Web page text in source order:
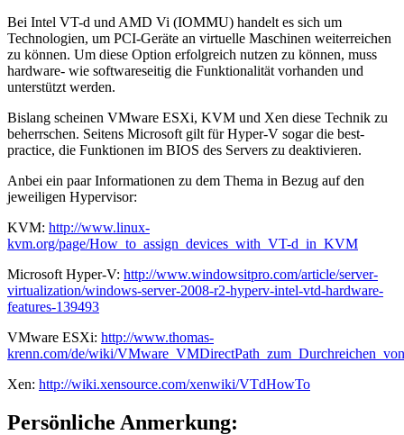
Bei Intel VT-d und AMD Vi (IOMMU) handelt es sich um
Technologien, um PCI-Geräte an virtuelle Maschinen weiterreichen
zu können. Um diese Option erfolgreich nutzen zu können, muss
hardware- wie softwareseitig die Funktionalität vorhanden und
unterstützt werden.
Bislang scheinen VMware ESXi, KVM und Xen diese Technik zu
beherrschen. Seitens Microsoft gilt für Hyper-V sogar die best-
practice, die Funktionen im BIOS des Servers zu deaktivieren.
Anbei ein paar Informationen zu dem Thema in Bezug auf den
jeweiligen Hypervisor:
KVM: http://www.linux-
kvm.org/page/How_to_assign_devices_with_VT-d_in_KVM
Microsoft Hyper-V: http://www.windowsitpro.com/article/server-
virtualization/windows-server-2008-r2-hyperv-intel-vtd-hardware-
features-139493
VMware ESXi: http://www.thomas-
krenn.com/de/wiki/
Xen: http://wiki.xensource.com/xenwiki/VTdHowTo
Persönliche Anmerkung: